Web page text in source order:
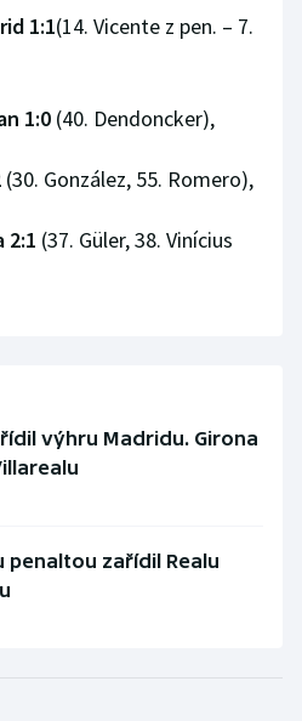
1:1(14. Vicente z pen. – 7.
1:0 (40. Dendoncker),
(30. González, 55. Romero),
2:1 (37. Güler, 38. Vinícius
výhru Madridu. Girona
penaltou zařídil Realu